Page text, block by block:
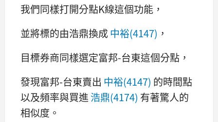
我們同樣打開分點K線這個功能，
並將標的由浩鼎換成 中裕(4147) ，
目標券商同樣選定富邦-台東這個分點，
發現富邦-台東賣出 中裕(4147) 的時間點
以及頻率與買進 浩鼎(4174) 有著驚人的
相似度。